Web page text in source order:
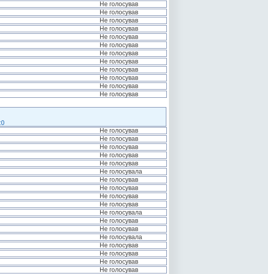
Не голосував
Не голосував
Не голосував
Не голосував
Не голосував
Не голосував
Не голосував
Не голосував
Не голосував
Не голосував
Не голосував
Не голосував
Не голосував
Не голосував
Не голосував
Не голосував
Не голосував
Не голосувала
Не голосував
Не голосував
Не голосував
Не голосував
Не голосувала
Не голосував
Не голосував
Не голосувала
Не голосував
Не голосував
Не голосував
Не голосував